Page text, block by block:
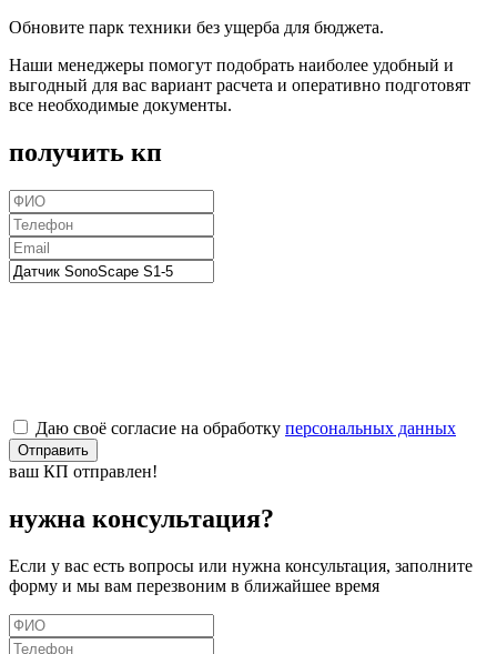
Обновите парк техники без ущерба для бюджета.
Наши менеджеры помогут подобрать наиболее удобный и
выгодный для вас вариант расчета и оперативно подготовят
все необходимые документы.
получить кп
Даю своё согласие на обработку персональных данных
Отправить
ваш КП отправлен!
нужна консультация?
Если у вас есть вопросы или нужна консультация, заполните
форму и мы вам перезвоним в ближайшее время